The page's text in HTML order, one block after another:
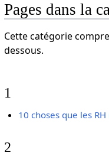
Pages dans la
Cette catégorie
dessous.
1
10 choses que les
2